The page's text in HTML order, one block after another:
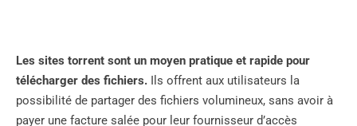
Les sites torrent sont un moyen pratique et rapide pour
télécharger des fichiers. Ils offrent aux utilisateurs la
possibilité de partager des fichiers volumineux, sans avoir à
payer une facture salée pour leur fournisseur d’accès